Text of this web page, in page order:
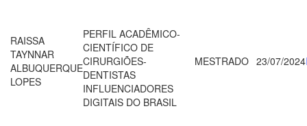
RAISSA
TAYNNAR
ALBUQUERQUE
LOPES
PERFIL ACADÊMICO-
CIENTÍFICO DE
CIRURGIÕES-
DENTISTAS
INFLUENCIADORES
DIGITAIS DO BRASIL
MESTRADO 23/07/2024